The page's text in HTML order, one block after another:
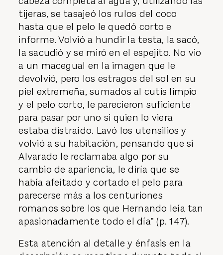
“Se puso en cuatro patas, metió la
cabeza completa al agua y, utilizando las
tijeras, se tasajeó los rulos del coco
hasta que el pelo le quedó corto e
informe. Volvió a hundir la testa, la sacó,
la sacudió y se miró en el espejito. No vio
a un macegual en la imagen que le
devolvió, pero los estragos del sol en su
piel extremeña, sumados al cutis limpio
y el pelo corto, le parecieron suficiente
para pasar por uno si quien lo viera
estaba distraído. Lavó los utensilios y
volvió a su habitación, pensando que si
Alvarado le reclamaba algo por su
cambio de apariencia, le diría que se
había afeitado y cortado el pelo para
parecerse más a los centuriones
romanos sobre los que Hernando leía tan
apasionadamente todo el día” (p. 147).